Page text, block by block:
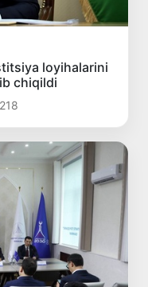
loyihalarini
chiqildi